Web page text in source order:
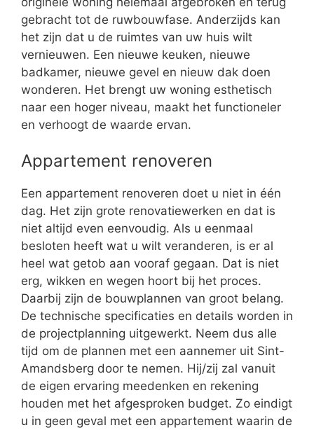
gebracht tot de ruwbouwfase. Anderzijds kan
het zijn dat u de ruimtes van uw huis wilt
vernieuwen. Een nieuwe keuken, nieuwe
badkamer, nieuwe gevel en nieuw dak doen
wonderen. Het brengt uw woning esthetisch
naar een hoger niveau, maakt het functioneler
en verhoogt de waarde ervan.
Appartement renoveren
Een appartement renoveren doet u niet in één
dag. Het zijn grote renovatiewerken en dat is
niet altijd even eenvoudig. Als u eenmaal
besloten heeft wat u wilt veranderen, is er al
heel wat getob aan vooraf gegaan. Dat is niet
erg, wikken en wegen hoort bij het proces.
Daarbij zijn de bouwplannen van groot belang.
De technische specificaties en details worden in
de projectplanning uitgewerkt. Neem dus alle
tijd om de plannen met een aannemer uit Sint-
Amandsberg door te nemen. Hij/zij zal vanuit
de eigen ervaring meedenken en rekening
houden met het afgesproken budget. Zo eindigt
u in geen geval met een appartement waarin de